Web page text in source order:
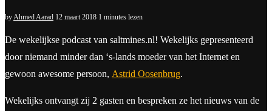
byAhmed Aarad 12 maart 2018 1 minutes lezen
De wekelijkse podcast van saltmines.nl! Wekelijks gepresenteerd
door niemand minder dan ‘s-lands moeder van het Internet en
gewoon awesome persoon, Astrid Oosenbrug.
Wekelijks ontvangt zij 2 gasten en bespreken ze het nieuws van de